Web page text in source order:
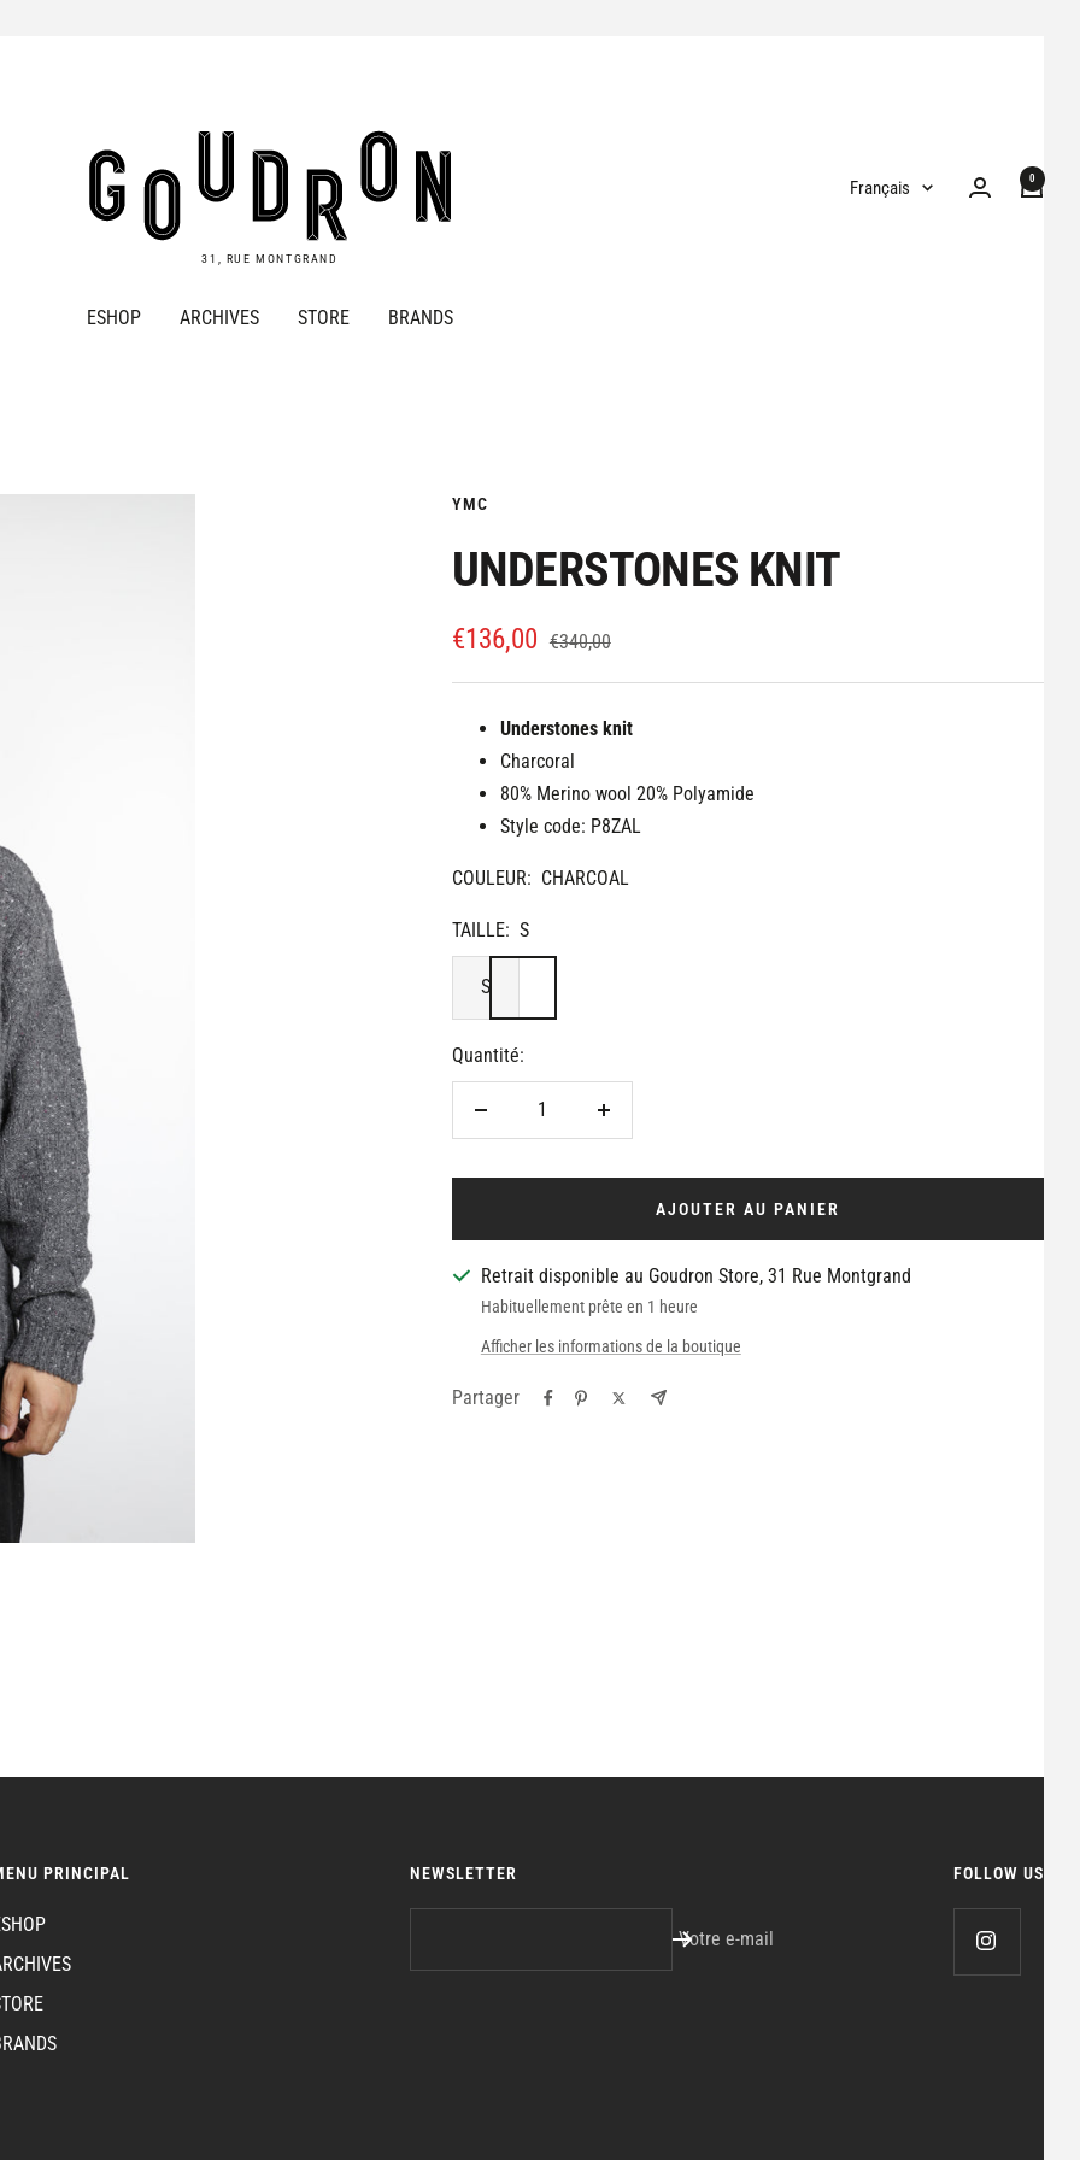
Store
31, RUE MONTGRAND
Langue
Français 0
ESHOP ARCHIVES STORE BRANDS
YMC
UNDERSTONES KNIT
Prix
de
vente
€136,00 Prix
€340,00
Understones knit
Charcoral
80% Merino wool 20% Polyamide
Style code: P8ZAL
COULEUR: CHARCOAL
TAILLE: S
S
Quantité:
AJOUTER AU PANIER
Retrait disponible au Goudron Store, 31 Rue Montgrand
Habituellement prête en 1 heure
Afficher les informations de la boutique
Partager
PRINCIPAL NEWSLETTER
Votre e-mail
FOLLOW US